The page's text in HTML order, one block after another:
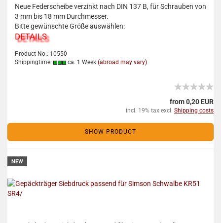
Neue Federscheibe verzinkt nach DIN 137 B, für Schrauben von
3 mm bis 18 mm Durchmesser.
Bitte gewünschte Größe auswählen:
DETAILS
Product No.: 10550
Shippingtime:
ca. 1 Week (abroad may vary)
from 0,20 EUR
incl. 19% tax excl. Shipping costs
SHOW PRODUCT
NEW